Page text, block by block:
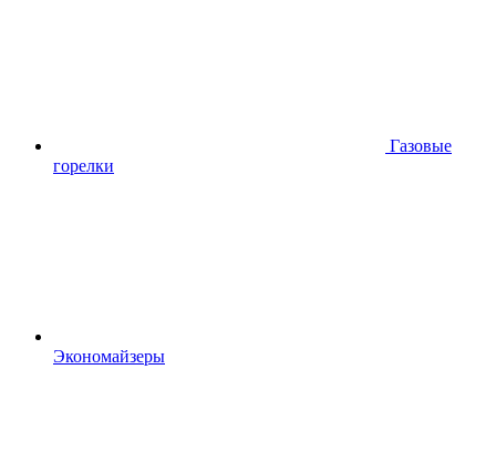
Газовые
горелки
Экономайзеры